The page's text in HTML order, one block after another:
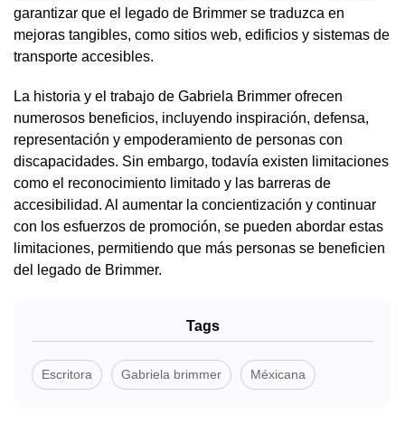
garantizar que el legado de Brimmer se traduzca en
mejoras tangibles, como sitios web, edificios y sistemas de
transporte accesibles.
La historia y el trabajo de Gabriela Brimmer ofrecen
numerosos beneficios, incluyendo inspiración, defensa,
representación y empoderamiento de personas con
discapacidades. Sin embargo, todavía existen limitaciones
como el reconocimiento limitado y las barreras de
accesibilidad. Al aumentar la concientización y continuar
con los esfuerzos de promoción, se pueden abordar estas
limitaciones, permitiendo que más personas se beneficien
del legado de Brimmer.
Tags
Escritora Gabriela brimmer Méxicana